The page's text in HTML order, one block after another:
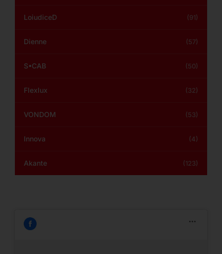
LoiudiceD (91)
Dienne (57)
S•CAB (50)
Flexlux (32)
VONDOM (53)
Innova (4)
Akante (123)